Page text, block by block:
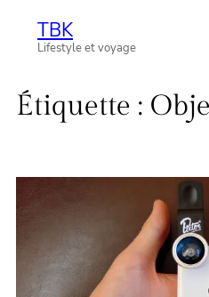
AllerTBK
Lifestyle et voyage
Étiquette :